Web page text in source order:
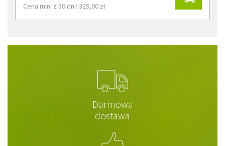
Cena min. z 30 dni: 329,00 zł
Darmowa
dostawa